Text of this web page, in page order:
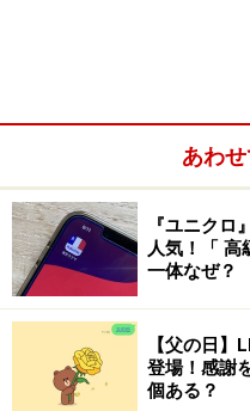
候補に挙がったのが「
ー」です。どちらのアプ
しては知られた存在で、
検索すれば多くのWeb
ぞれの特徴は、以下の通
あわ
『ユニク
人気！「 高
一体なぜ？
【父の日】
登場！感謝
個ある？